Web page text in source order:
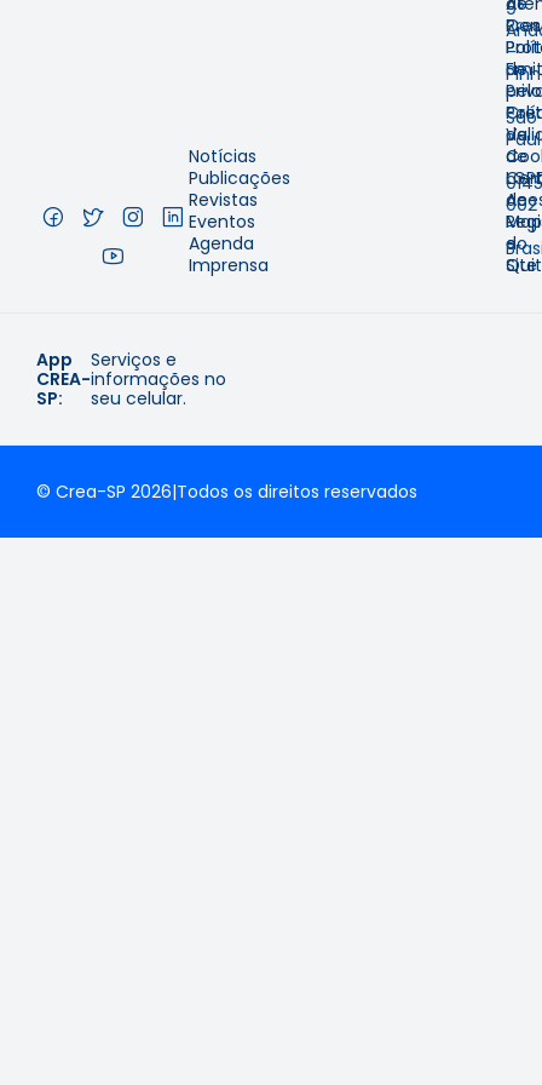
Notícias
Publicações
Revistas
Eventos
Agenda
Imprensa
pelo
de
de
e
de
de
do
Site
9º
–
–
São
–
002
–
App
CREA-
SP:
Serviços e
informações no
seu celular.
© Crea-SP 2026|Todos os direitos reservados